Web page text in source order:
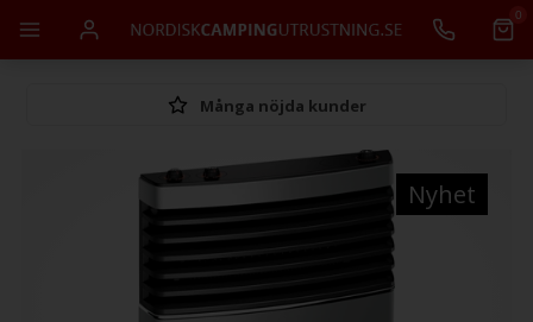
0
Många nöjda kunder
Nyhet